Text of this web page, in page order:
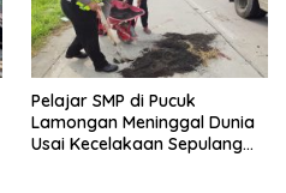
Pelajar SMP di Pucuk
Lamongan Meninggal Dunia
Usai Kecelakaan Sepulang